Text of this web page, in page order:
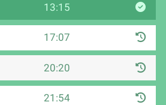
13:15
17:07
20:20
21:54